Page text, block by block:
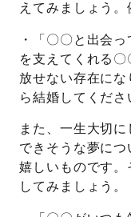
えてみましょう。
・「〇〇と出会
を支えてくれる
放せない存在に
ら結婚してくださ
また、一生大切
できそうな夢に
嬉しいものです
してみましょう。